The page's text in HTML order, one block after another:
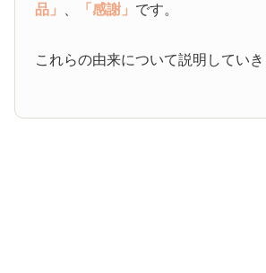
品」
「感謝」 です。
これらの由来について説明していき